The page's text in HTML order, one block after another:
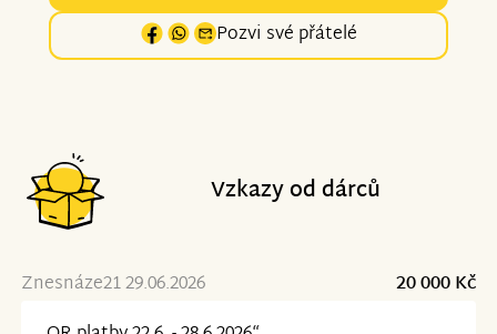
Pozvi své přátelé
Vzkazy od dárců
Znesnáze21 29.06.2026
20 000 Kč